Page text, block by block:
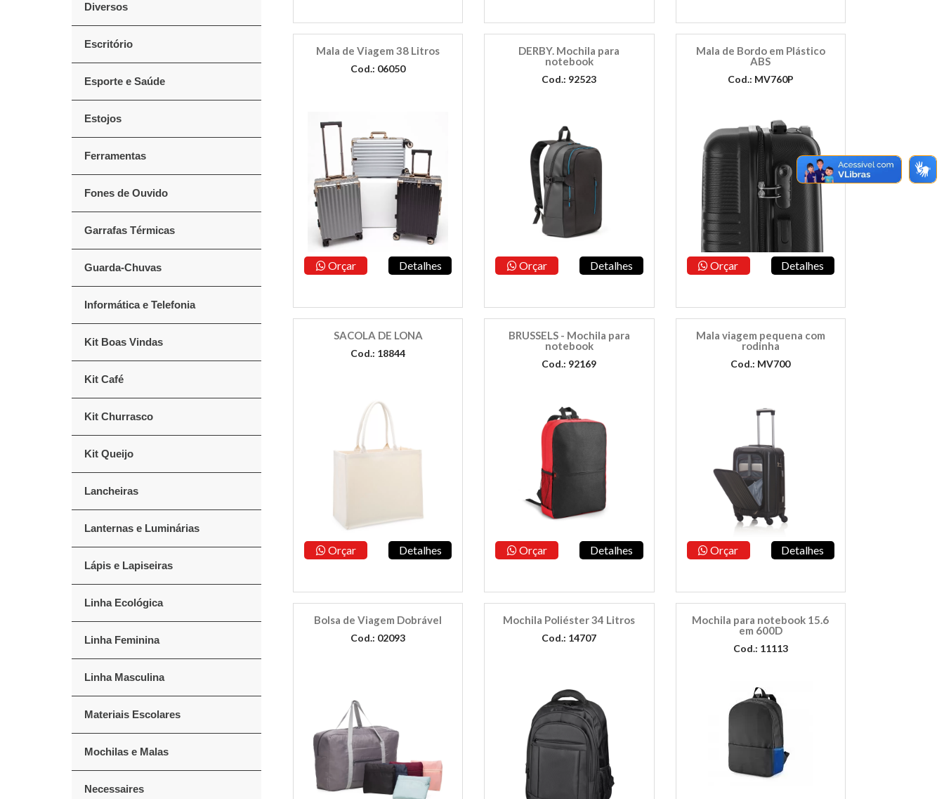
Diversos
Escritório
Esporte e Saúde
Estojos
Ferramentas
Fones de Ouvido
Garrafas Térmicas
Guarda-Chuvas
Informática e Telefonia
Kit Boas Vindas
Kit Café
Kit Churrasco
Kit Queijo
Lancheiras
Lanternas e Luminárias
Lápis e Lapiseiras
Linha Ecológica
Linha Feminina
Linha Masculina
Materiais Escolares
Mochilas e Malas
Necessaires
Mala de Viagem 38 Litros
Cod.: 06050
Orçar Detalhes
DERBY. Mochila para
notebook
Cod.: 92523
Orçar Detalhes
Mala de Bordo em Plástico
ABS
Cod.: MV760P
Orçar Detalhes
SACOLA DE LONA
Cod.: 18844
Orçar Detalhes
BRUSSELS - Mochila para
notebook
Cod.: 92169
Orçar Detalhes
Mala viagem pequena com
rodinha
Cod.: MV700
Orçar Detalhes
Bolsa de Viagem Dobrável
Cod.: 02093
Mochila Poliéster 34 Litros
Cod.: 14707
Mochila para notebook 15.6
em 600D
Cod.: 11113